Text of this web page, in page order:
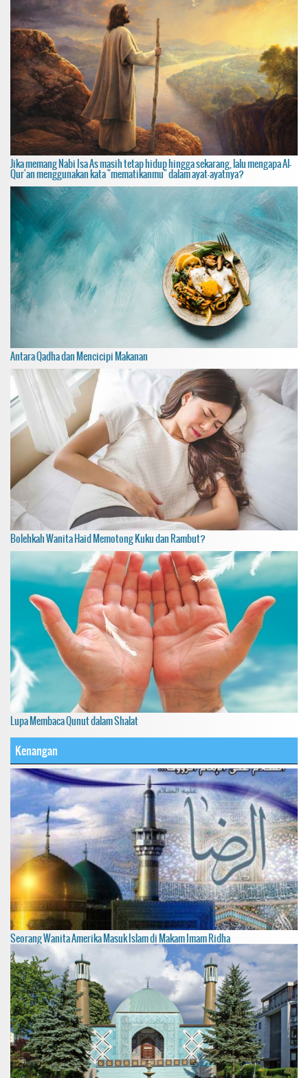
Jika memang Nabi Isa As masih tetap hidup hingga sekarang, lalu mengapa Al-
Qur'an menggunakan kata "mematikanmu" dalam ayat-ayatnya?
Antara Qadha dan Mencicipi Makanan
Bolehkah Wanita Haid Memotong Kuku dan Rambut?
Lupa Membaca Qunut dalam Shalat
Kenangan
Seorang Wanita Amerika Masuk Islam di Makam Imam Ridha